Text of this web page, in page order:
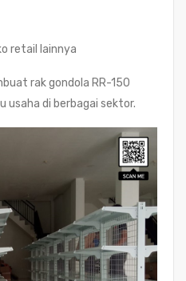
retail lainnya
rak gondola RR-150
usaha di berbagai sektor.